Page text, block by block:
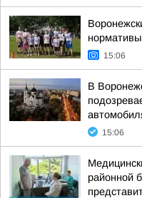
15:06
В
15:06
районной